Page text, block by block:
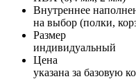
Внутреннее
на выбор (полки,
Размер
индивидуальный
Цена
указана за базовую